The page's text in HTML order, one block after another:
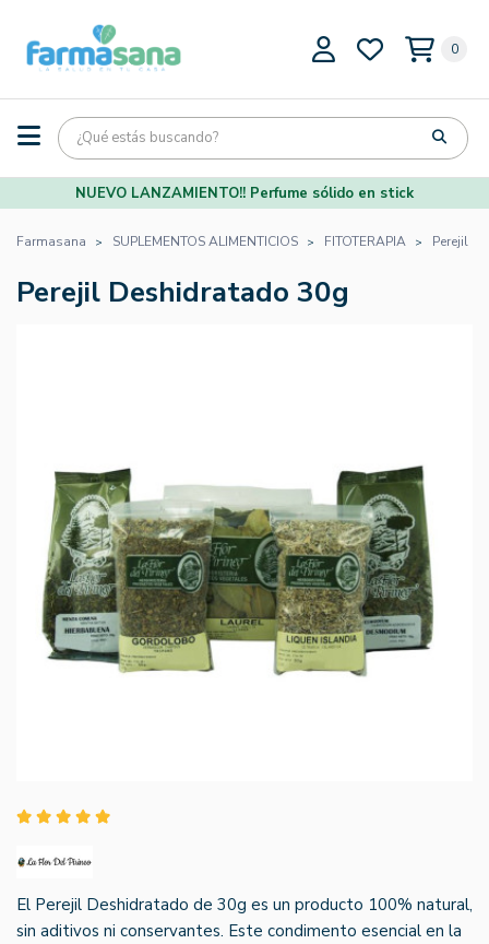
0
NUEVO LANZAMIENTO!! Perfume sólido en stick
Farmasana SUPLEMENTOS ALIMENTICIOS FITOTERAPIA Perejil
Perejil Deshidratado 30g
El Perejil Deshidratado de 30g es un producto 100% natural,
sin aditivos ni conservantes. Este condimento esencial en la